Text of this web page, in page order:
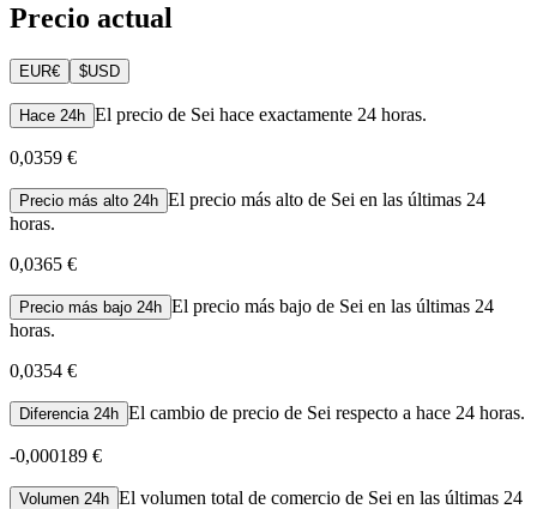
Precio actual
EUR€ $USD
Hace 24h El precio de Sei hace exactamente 24 horas.
0,0359 €
Precio más alto 24h El precio más alto de Sei en las últimas 24
horas.
0,0365 €
Precio más bajo 24h El precio más bajo de Sei en las últimas 24
horas.
0,0354 €
Diferencia 24h El cambio de precio de Sei respecto a hace 24 horas.
-0,000189 €
Volumen 24h El volumen total de comercio de Sei en las últimas 24